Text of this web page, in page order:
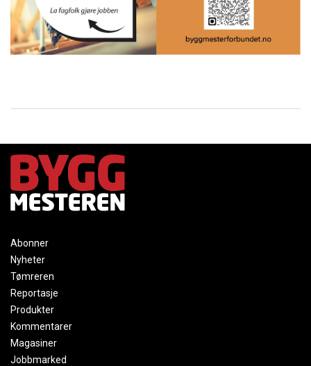
Abonner
Nyheter
Tømreren
Reportasje
Produkter
Kommentarer
Magasiner
Jobbmarked